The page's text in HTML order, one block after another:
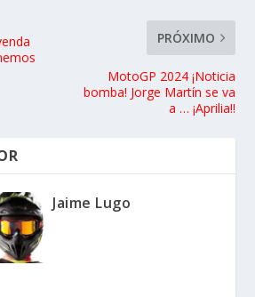
PRÓXIMO
MotoGP 2024 ¡Noticia
bomba! Jorge Martín se va
a … ¡Aprilia!!
Jaime Lugo